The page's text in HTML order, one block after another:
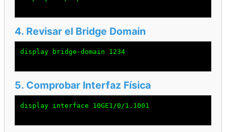
4. Revisar el Bridge Domain
display bridge-domain 1234
5. Comprobar Interfaz Física
display interface 10GE1/0/1.1001